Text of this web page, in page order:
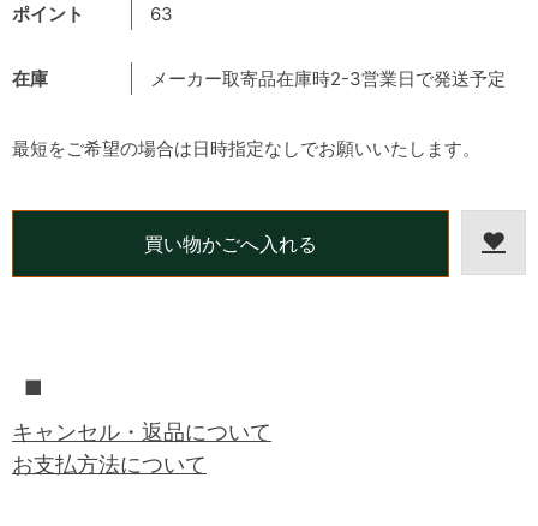
ポイント 63
在庫 メーカー取寄品在庫時2-3営業日で発送予定
■
キャンセル・返品について
お支払方法について
最短をご希望の場合は日時指定なしでお願いいたします。